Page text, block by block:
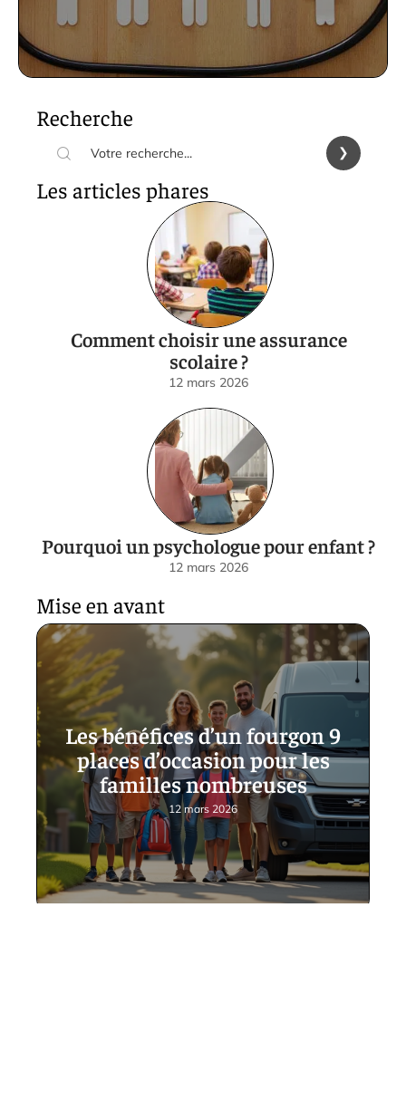
Recherche
Les articles phares
Comment choisir une assurance
scolaire ?
12 mars 2026
Pourquoi un psychologue pour enfant ?
12 mars 2026
Mise en avant
Les bénéfices d’un fourgon 9
places d’occasion pour les
familles nombreuses
12 mars 2026